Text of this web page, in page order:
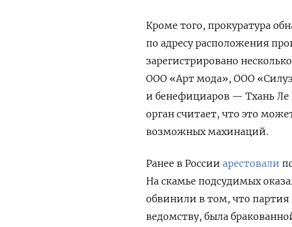
Кроме того, прокуратура
по адресу расположения
зарегистрировано
ООО «Арт мода», ООО
и бенефициаров — Тхань Ле
орган считает, что это
возможных махинаций.
Ранее в России арестовали
На скамье подсудимых
обвинили в том, что партия
ведомству, была